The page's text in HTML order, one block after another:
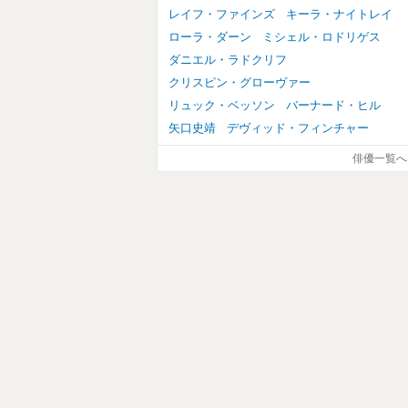
レイフ・ファインズ
キーラ・ナイトレイ
ローラ・ダーン
ミシェル・ロドリゲス
ダニエル・ラドクリフ
クリスピン・グローヴァー
リュック・ベッソン
バーナード・ヒル
矢口史靖
デヴィッド・フィンチャー
俳優一覧へ